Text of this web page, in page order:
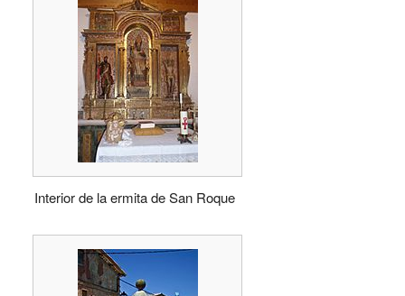
Interior de la ermita de San Roque